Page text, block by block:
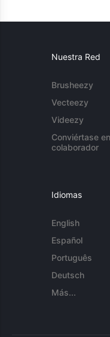
Nuestra Red
Brusheezy
Vecteezy
Videezy
Conviértase en
colaborador
Idiomas
English
Español
Português
Deutsch
Más...